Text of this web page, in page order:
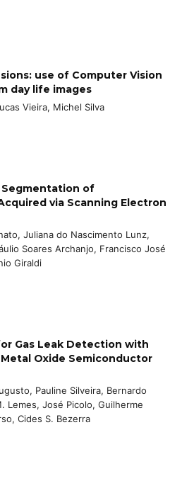
use of Computer Vision
day life images
Vieira, Michel Silva
Segmentation of
via Scanning Electron
Juliana do Nascimento Lunz,
Soares Archanjo, Francisco José
Giraldi
Gas Leak Detection with
Oxide Semiconductor
Pauline Silveira, Bernardo
Lemes, José Picolo, Guilherme
Cides S. Bezerra